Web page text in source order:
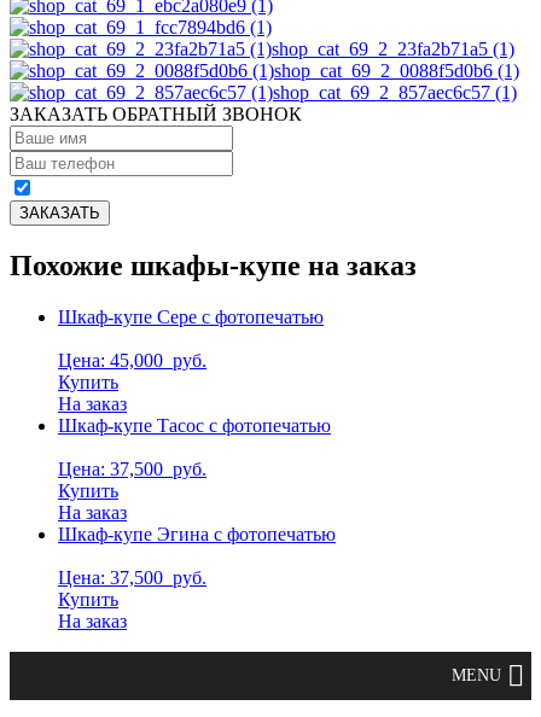
shop_cat_69_2_23fa2b71a5 (1)
shop_cat_69_2_0088f5d0b6 (1)
shop_cat_69_2_857aec6c57 (1)
ЗАКАЗАТЬ ОБРАТНЫЙ ЗВОНОК
Похожие шкафы-купе на заказ
Шкаф-купе Сере с фотопечатью
Цена: 45,000 руб.
Купить
На заказ
Шкаф-купе Тасос с фотопечатью
Цена: 37,500 руб.
Купить
На заказ
Шкаф-купе Эгина с фотопечатью
Цена: 37,500 руб.
Купить
На заказ